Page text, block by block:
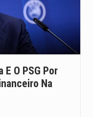
E O PSG Por
Na